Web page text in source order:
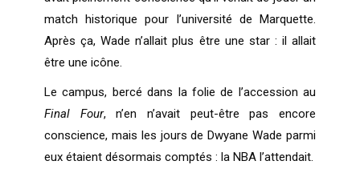
match historique pour l’université de Marquette.
Après ça, Wade n’allait plus être une star : il allait
être une icône.
Le campus, bercé dans la folie de l’accession au
Final Four, n’en n’avait peut-être pas encore
conscience, mais les jours de Dwyane Wade parmi
eux étaient désormais comptés : la NBA l’attendait.